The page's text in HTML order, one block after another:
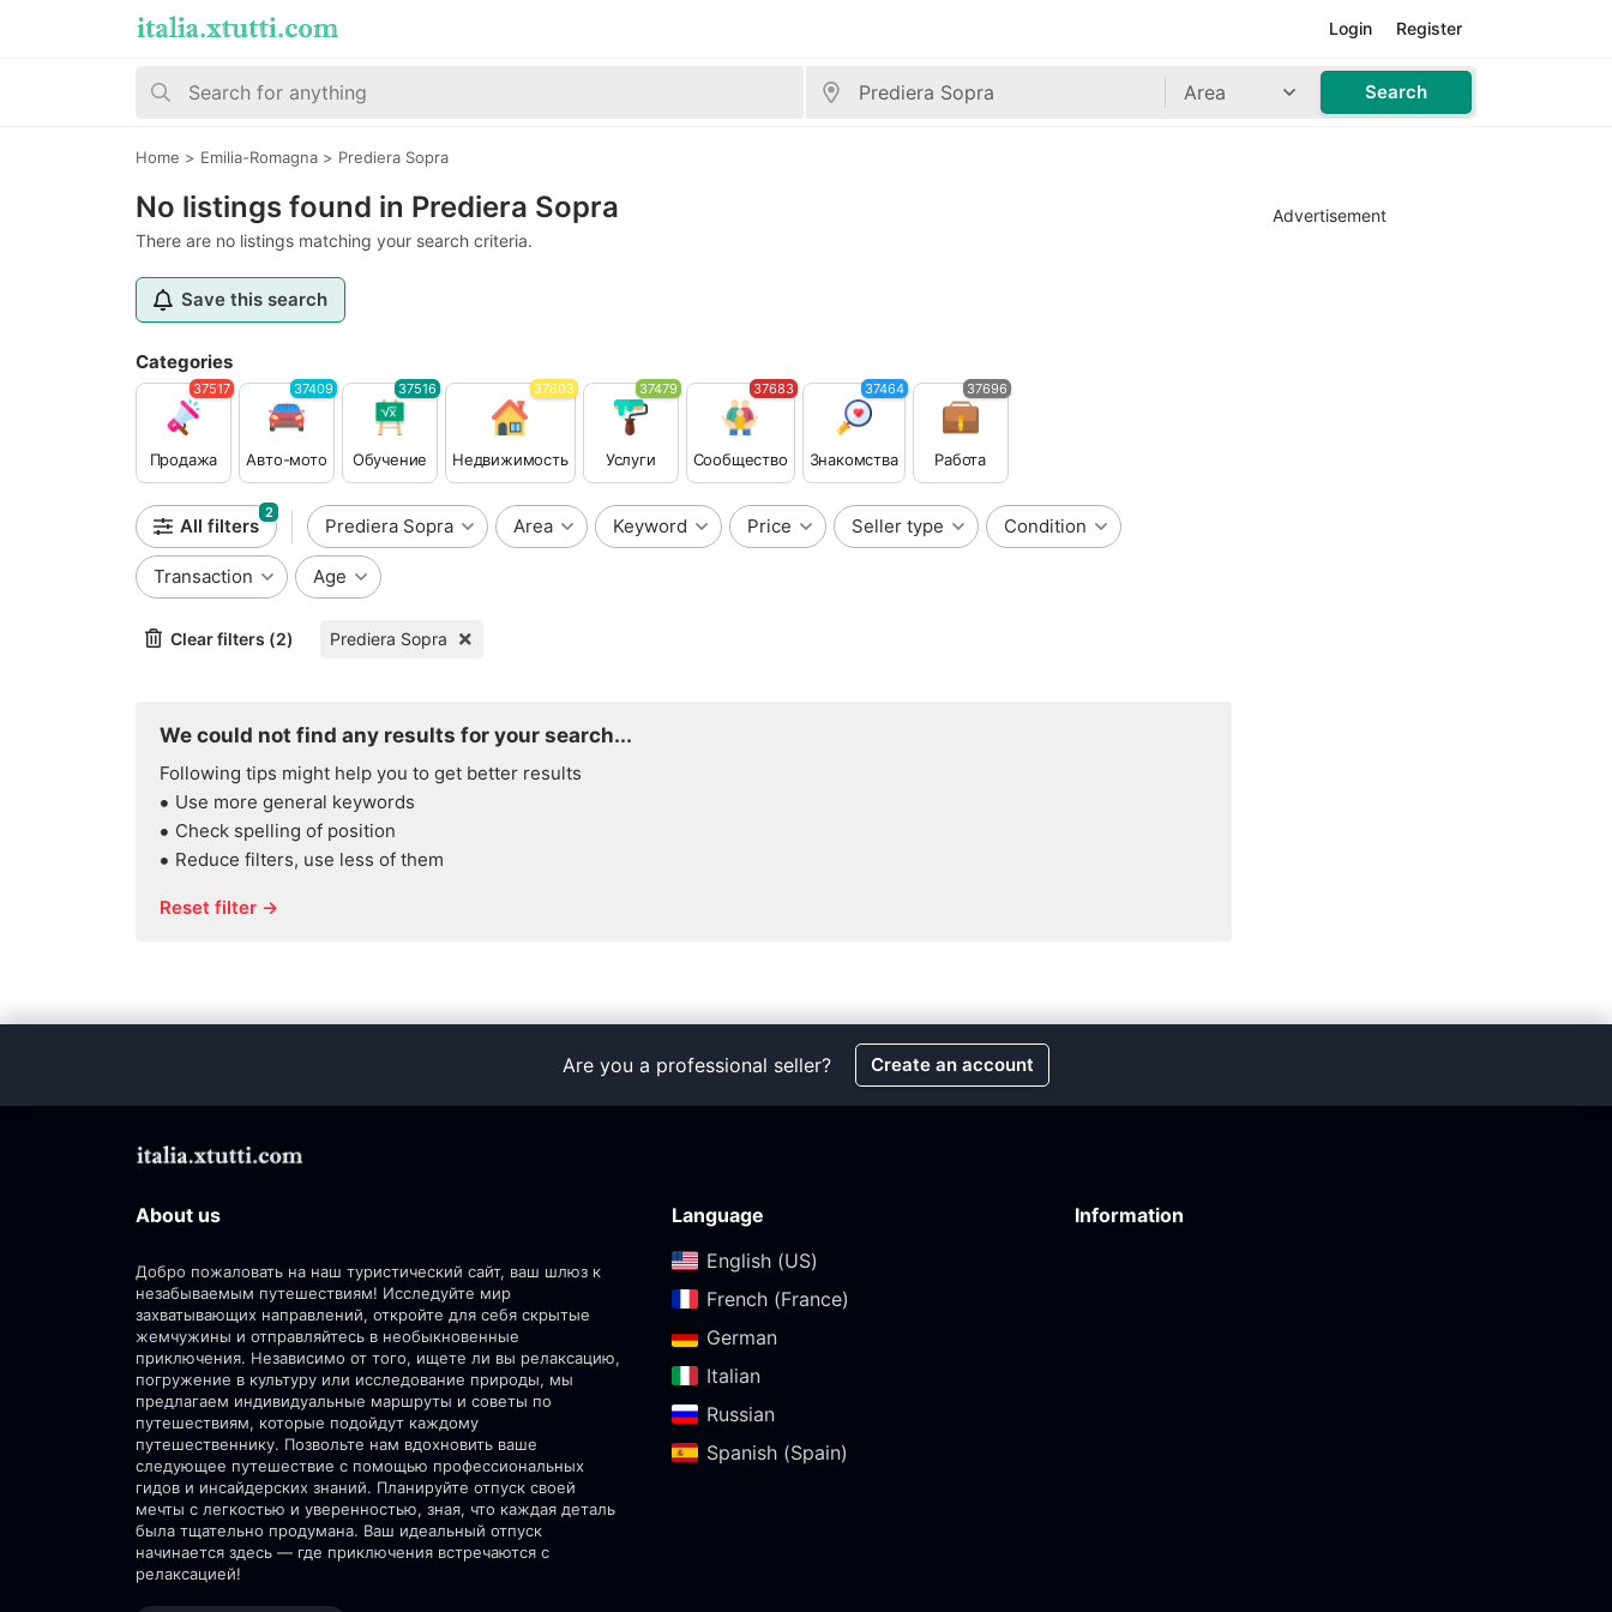
Register
Login
Area Search
Home > Emilia-Romagna > Prediera Sopra
No listings found in Prediera Sopra
There are no listings matching your search criteria.
Save this search
Categories
Продажа
37517
Авто-мото
37409
Обучение
37516
Недвижимость
37603
Услуги
37479
Сообщество
37683
Знакомства
37464
Работа
37696
All filters
2
Prediera Sopra Area Keyword Price Seller type Condition
Transaction Age
Clear filters (2) Prediera Sopra
We could not find any results for your search...
Following tips might help you to get better results
Use more general keywords
Check spelling of position
Reduce filters, use less of them
Reset filter →
Advertisement
Are you a professional seller? Create an account
About us
Добро пожаловать на наш туристический сайт, ваш шлюз к
незабываемым путешествиям! Исследуйте мир
захватывающих направлений, откройте для себя скрытые
жемчужины и отправляйтесь в необыкновенные
приключения. Независимо от того, ищете ли вы релаксацию,
погружение в культуру или исследование природы, мы
предлагаем индивидуальные маршруты и советы по
путешествиям, которые подойдут каждому
путешественнику. Позвольте нам вдохновить ваше
следующее путешествие с помощью профессиональных
гидов и инсайдерских знаний. Планируйте отпуск своей
мечты с легкостью и уверенностью, зная, что каждая деталь
была тщательно продумана. Ваш идеальный отпуск
начинается здесь — где приключения встречаются с
релаксацией!
Language
English (US)‎
French (France)‎
German‎
Italian‎
Russian‎
Spanish (Spain)‎
Information